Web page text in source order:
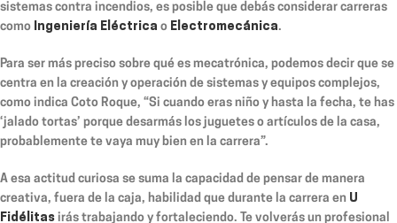
sistemas contra incendios, es posible que debás considerar carreras
como Ingeniería Eléctrica o Electromecánica.
Para ser más preciso sobre qué es mecatrónica, podemos decir que se
centra en la creación y operación de sistemas y equipos complejos,
como indica Coto Roque, “Si cuando eras niño y hasta la fecha, te has
‘jalado tortas’ porque desarmás los juguetes o artículos de la casa,
probablemente te vaya muy bien en la carrera”.
A esa actitud curiosa se suma la capacidad de pensar de manera
creativa, fuera de la caja, habilidad que durante la carrera en U
Fidélitas irás trabajando y fortaleciendo. Te volverás un profesional